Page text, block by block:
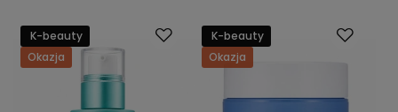
K-beauty
Okazja
K-beauty
Okazja